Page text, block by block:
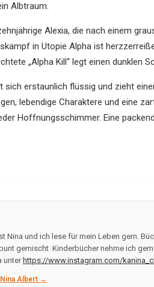
Albtraum.
Alexia, die nach einem
in Utopie Alpha ist
„Alpha Kill“ legt einen dunklen
sich erstaunlich flüssig und zieht
lebendige Charaktere und eine
Hoffnungsschimmer. Eine
Nina und ich lese für mein Leben gern.
gemischt. Kinderbücher nehme ich
unter https://www.instagram.com/
Albert →